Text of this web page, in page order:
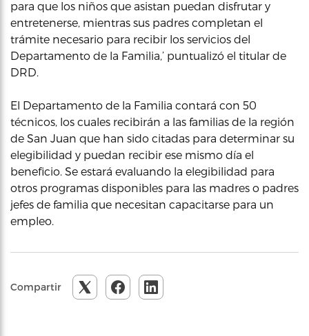
para que los niños que asistan puedan disfrutar y
entretenerse, mientras sus padres completan el
trámite necesario para recibir los servicios del
Departamento de la Familia,’ puntualizó el titular de
DRD.
El Departamento de la Familia contará con 50
técnicos, los cuales recibirán a las familias de la región
de San Juan que han sido citadas para determinar su
elegibilidad y puedan recibir ese mismo día el
beneficio. Se estará evaluando la elegibilidad para
otros programas disponibles para las madres o padres
jefes de familia que necesitan capacitarse para un
empleo.
Compartir